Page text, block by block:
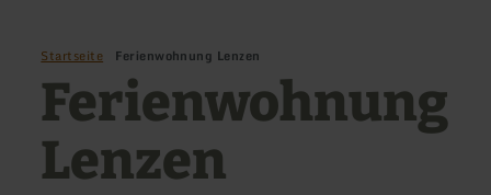
Startseite Ferienwohnung Lenzen
Ferienwohnung
Lenzen